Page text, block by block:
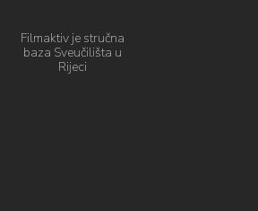
Filmaktiv je stručna
baza Sveučilišta u
Rijeci